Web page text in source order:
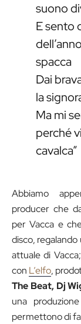
suono
E sento
spacca
Dai
la
Ma mi
perché
cavalca”
Abbiamo
producer che
per Vacca e
disco,
attuale di
con L’elfo,
The Beat, Dj
una
permettono di